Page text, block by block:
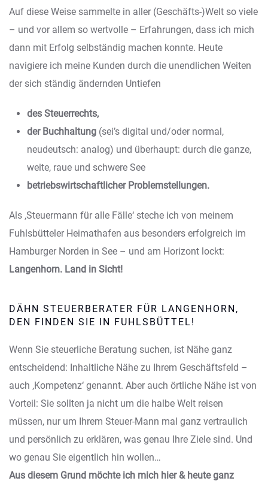
Auf diese Weise sammelte in aller (Geschäfts-)Welt so viele
– und vor allem so wertvolle – Erfahrungen, dass ich mich
dann mit Erfolg selbständig machen konnte. Heute
navigiere ich meine Kunden durch die unendlichen Weiten
der sich ständig ändernden Untiefen
des Steuerrechts,
der Buchhaltung (sei’s digital und/oder normal,
neudeutsch: analog) und überhaupt: durch die ganze,
weite, raue und schwere See
betriebswirtschaftlicher Problemstellungen.
Als ‚Steuermann für alle Fälle‘ steche ich von meinem
Fuhlsbütteler Heimathafen aus besonders erfolgreich im
Hamburger Norden in See – und am Horizont lockt:
Langenhorn. Land in Sicht!
DÄHN STEUERBERATER FÜR LANGENHORN,
DEN FINDEN SIE IN FUHLSBÜTTEL!
Wenn Sie steuerliche Beratung suchen, ist Nähe ganz
entscheidend: Inhaltliche Nähe zu Ihrem Geschäftsfeld –
auch ‚Kompetenz‘ genannt. Aber auch örtliche Nähe ist von
Vorteil: Sie sollten ja nicht um die halbe Welt reisen
müssen, nur um Ihrem Steuer-Mann mal ganz vertraulich
und persönlich zu erklären, was genau Ihre Ziele sind. Und
wo genau Sie eigentlich hin wollen…
Aus diesem Grund möchte ich mich hier & heute ganz